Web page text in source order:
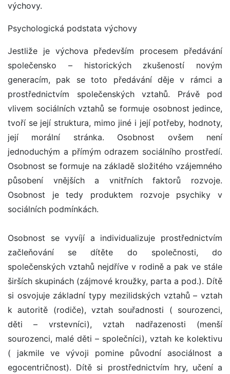
výchovy.
Psychologická podstata výchovy
Jestliže je výchova především procesem předávání
společensko – historických zkušeností novým
generacím, pak se toto předávání děje v rámci a
prostřednictvím společenských vztahů. Právě pod
vlivem sociálních vztahů se formuje osobnost jedince,
tvoří se její struktura, mimo jiné i její potřeby, hodnoty,
její morální stránka. Osobnost ovšem není
jednoduchým a přímým odrazem sociálního prostředí.
Osobnost se formuje na základě složitého vzájemného
působení vnějších a vnitřních faktorů rozvoje.
Osobnost je tedy produktem rozvoje psychiky v
sociálních podmínkách.
Osobnost se vyvíjí a individualizuje prostřednictvím
začleňování se dítěte do společnosti, do
společenských vztahů nejdříve v rodině a pak ve stále
širších skupinách (zájmové kroužky, parta a pod.). Dítě
si osvojuje základní typy mezilidských vztahů – vztah
k autoritě (rodiče), vztah souřadnosti ( sourozenci,
děti – vrstevníci), vztah nadřazenosti (menší
sourozenci, malé děti – společníci), vztah ke kolektivu
( jakmile ve vývoji pomine původní asociálnost a
egocentričnost). Dítě si prostřednictvím hry, učení a